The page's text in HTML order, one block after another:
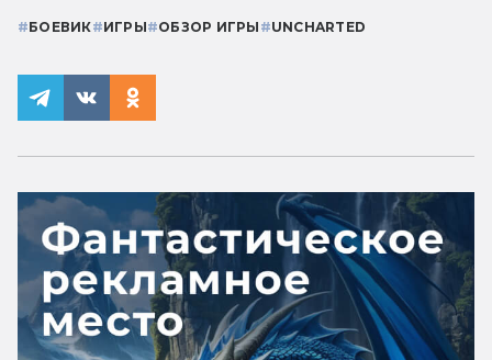
#БОЕВИК#ИГРЫ#ОБЗОР ИГРЫ #UNCHARTED